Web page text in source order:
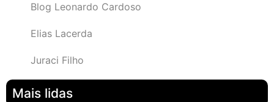
Blog Leonardo Cardoso
Elias Lacerda
Juraci Filho
Mais lidas